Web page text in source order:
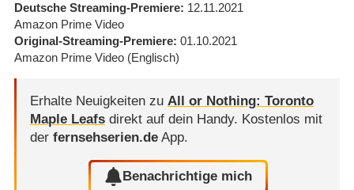
Deutsche Streaming-Premiere 12.11.2021
Amazon Prime Video
Original-Streaming-Premiere 01.10.2021
Amazon Prime Video (Englisch)
Erhalte Neuigkeiten zu All or Nothing: Toronto
Maple Leafsdirekt auf dein Handy. Kostenlos mit
der fernsehserien.deApp.
Benachrichtige mich